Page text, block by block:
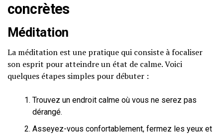
concrètes
Méditation
La méditation est une pratique qui consiste à focaliser
son esprit pour atteindre un état de calme. Voici
quelques étapes simples pour débuter :
Trouvez un endroit calme où vous ne serez pas
dérangé.
Asseyez-vous confortablement, fermez les yeux et